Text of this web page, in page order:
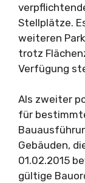
Stellplätze.
weiteren
trotz
Verfügung
Als zweiter
für
Gebäuden,
01.02.2015
gültige